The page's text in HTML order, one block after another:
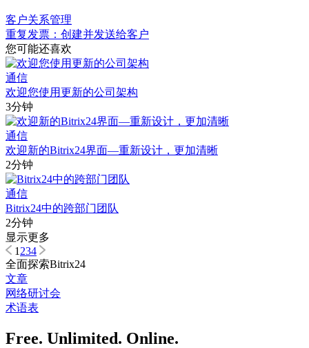
客户关系管理
重复发票：创建并发送给客户
您可能还喜欢
通信
欢迎您使用更新的公司架构
3分钟
通信
欢迎新的Bitrix24界面—重新设计，更加清晰
2分钟
通信
Bitrix24中的跨部门团队
2分钟
显示更多
1234
全面探索Bitrix24
文章
网络研讨会
术语表
Free. Unlimited. Online.